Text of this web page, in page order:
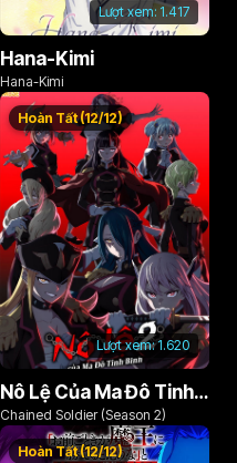
Lượt xem: 1.417
Hana-Kimi
Hana-Kimi
Lượt xem:1.620
Hoàn Tất (12/12)
Nô Lệ Của Ma Đô Tinh Binh (Phần 2)
Chained Soldier (Season 2)
Hoàn Tất (12/12)